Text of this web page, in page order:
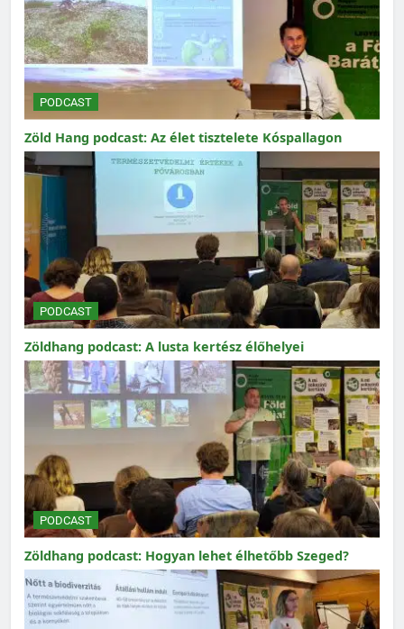
PODCAST
Zöld Hang podcast: Az élet tisztelete Kóspallagon
PODCAST
Zöldhang podcast: A lusta kertész élőhelyei
PODCAST
Zöldhang podcast: Hogyan lehet élhetőbb Szeged?